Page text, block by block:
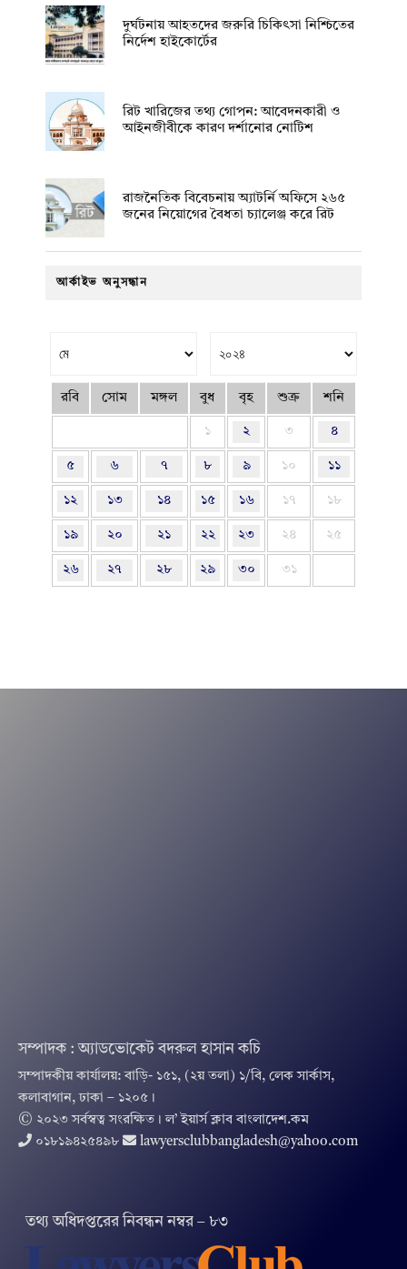
দুর্ঘটনায় আহতদের জরুরি চিকিৎসা নিশ্চিতের
নির্দেশ হাইকোর্টের
রিট খারিজের তথ্য গোপন: আবেদনকারী ও
আইনজীবীকে কারণ দর্শানোর নোটিশ
রাজনৈতিক বিবেচনায় অ‍্যাটর্নি অফিসে ২৬৫
জনের নিয়োগের বৈধতা চ্যালেঞ্জ করে রিট
আর্কাইভ অনুসন্ধান
রবি সোম মঙ্গল বুধ বৃহ শুক্র শনি
১ ২ ৩ ৪
৫ ৬ ৭ ৮ ৯ ১০ ১১
১২ ১৩ ১৪ ১৫ ১৬ ১৭ ১৮
১৯ ২০ ২১ ২২ ২৩ ২৪ ২৫
২৬ ২৭ ২৮ ২৯ ৩০ ৩১
সম্পাদক : অ্যাডভোকেট বদরুল হাসান কচি
সম্পাদকীয় কার্যালয়: বাড়ি- ১৫১, (২য় তলা) ১/বি, লেক সার্কাস,
কলাবাগান, ঢাকা – ১২০৫।
© ২০২৩ সর্বস্বত্ব সংরক্ষিত । ল’ ইয়ার্স ক্লাব বাংলাদেশ.কম
০১৮১৯৪২৫৪৯৮
lawyersclubbangladesh@yahoo.com
তথ‌্য অ‌ধিদপ্ত‌রের নিবন্ধন নম্বর – ৮৩